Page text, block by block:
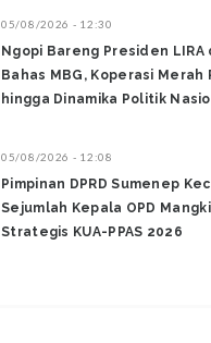
05/08/2026 - 12:30
Ngopi Bareng Presiden LIRA
Bahas MBG, Koperasi Merah
hingga Dinamika Politik
05/08/2026 - 12:08
Pimpinan DPRD Sumenep
Sejumlah Kepala OPD
Strategis KUA-PPAS 2026